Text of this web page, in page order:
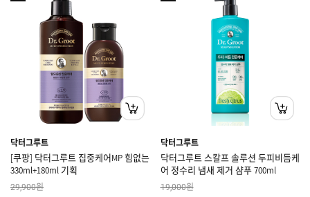
닥터그루트
[쿠팡] 닥터그루트 집중케어MP 힘없는
330ml+180ml 기획
29,900원
닥터그루트
닥터그루트 스칼프 솔루션 두피비듬케
어 정수리 냄새 제거 샴푸 700ml
19,000원